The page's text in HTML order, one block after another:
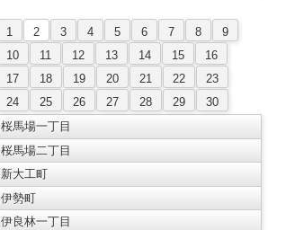
1 2 3 4 5 6 7 8
9
10
11 12 13 14 15
16
17
18 19 20 21 22
23
24
25 26 27 28 29
30
桜馬場一丁目
桜馬場二丁目
新大工町
伊勢町
伊良林一丁目